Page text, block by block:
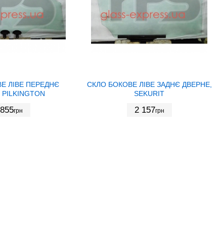
ЛІВЕ ПЕРЕДНЄ
грн
СКЛО БОКОВЕ ЛІВЕ ЗАДНЄ ДВЕРНЕ,
SEKURIT
2 157грн